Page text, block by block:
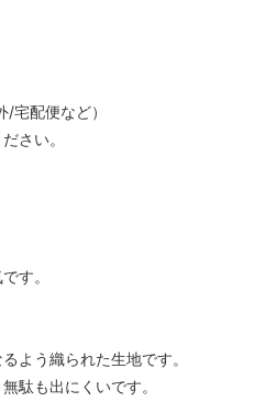
宅配便など）
さい。
す。
よう織られた生地です。
駄も出にくいです。